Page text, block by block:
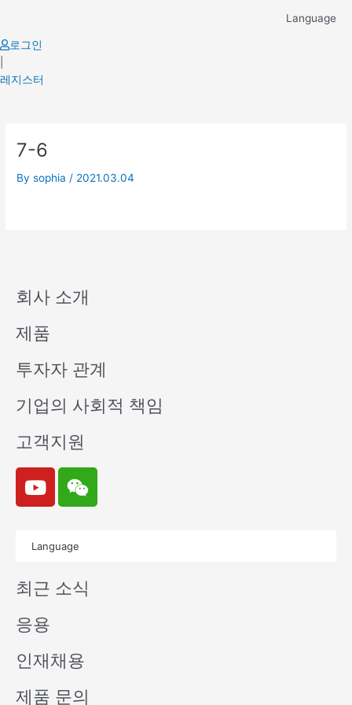
content
Language
로그인
레지스터
7-6
Bysophia / 2021.03.04
회사 소개
제품
투자자 관계
기업의 사회적 책임
고객지원
Y
o
u
e
W
e
i
n
Language
최근 소식
응용
인재채용
제품 문의